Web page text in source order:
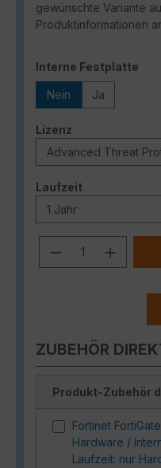
gewünschte Variante
Produktinformationen
Interne Festplatte
Nein Ja
Lizenz
Laufzeitauswählen
Produkt
ZUBEHÖR
Produkt-Zubehör
Fortinet
Hardware /
Laufzeit: nur